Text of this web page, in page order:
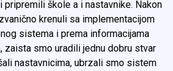
pripremili škole a i nastavnike. Nakon
krenuli sa implementacijom
sistema i prema informacijama
zaista smo uradili jednu dobru stvar
nastavnicima, ubrzali smo sistem